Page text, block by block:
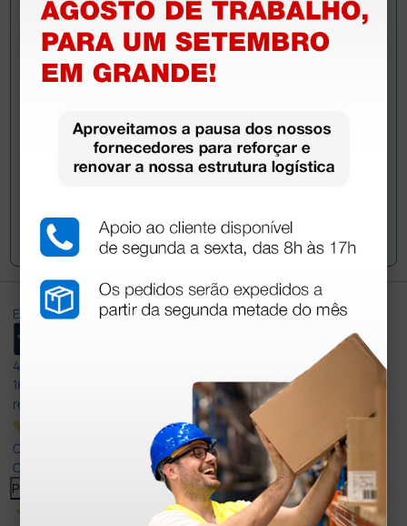
Ainda tem dúvidas?Necessita de mais
esclarecimentos? Envie agora a sua questão aos
colegas que já adquiriram este produto.
Envie a sua questão
Excellent
4,8
165
reviews
Our 4 and 5 star reviews.
Click here to read them all >
Previous